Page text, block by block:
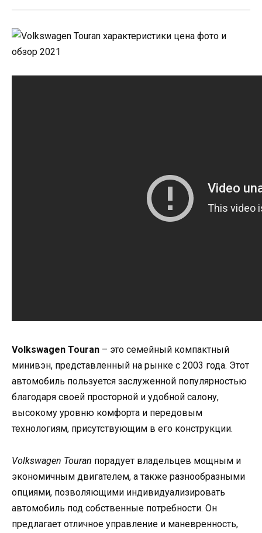
Volkswagen Touran – это семейный компактный
минивэн, представленный на рынке с 2003 года. Этот
автомобиль пользуется заслуженной популярностью
благодаря своей просторной и удобной салону,
высокому уровню комфорта и передовым
технологиям, присутствующим в его конструкции.
Volkswagen Touran порадует владельцев мощным и
экономичным двигателем, а также разнообразными
опциями, позволяющими индивидуализировать
автомобиль под собственные потребности. Он
предлагает отличное управление и маневренность,